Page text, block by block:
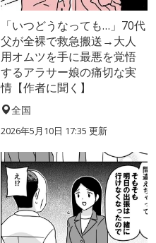
「いつどうなっても…」70代
父が全裸で救急搬送→大人
用オムツを手に最悪を覚悟
するアラサー娘の痛切な実
情【作者に聞く】
全国
2026年5月10日 17:35 更新